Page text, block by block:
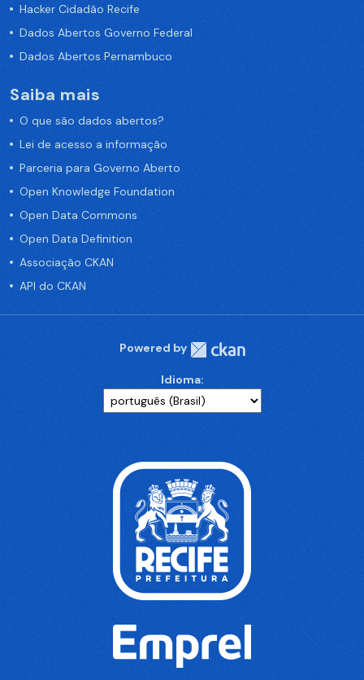
Hacker Cidadão Recife
Dados Abertos Governo Federal
Dados Abertos Pernambuco
Saiba mais
O que são dados abertos?
Lei de acesso a informação
Parceria para Governo Aberto
Open Knowledge Foundation
Open Data Commons
Open Data Definition
Associação CKAN
API do CKAN
Powered by
Idioma